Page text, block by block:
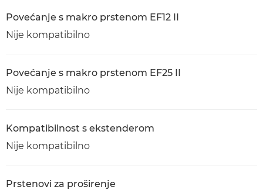
Povećanje s makro prstenom EF12 II
Nije kompatibilno
Povećanje s makro prstenom EF25 II
Nije kompatibilno
Kompatibilnost s ekstenderom
Nije kompatibilno
Prstenovi za proširenje